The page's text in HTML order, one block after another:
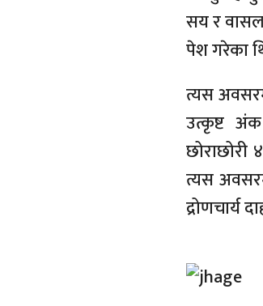
सय र
पेश गरेका
त्यस
उत्कृष्ट
त्यस
द्रोणचार्य